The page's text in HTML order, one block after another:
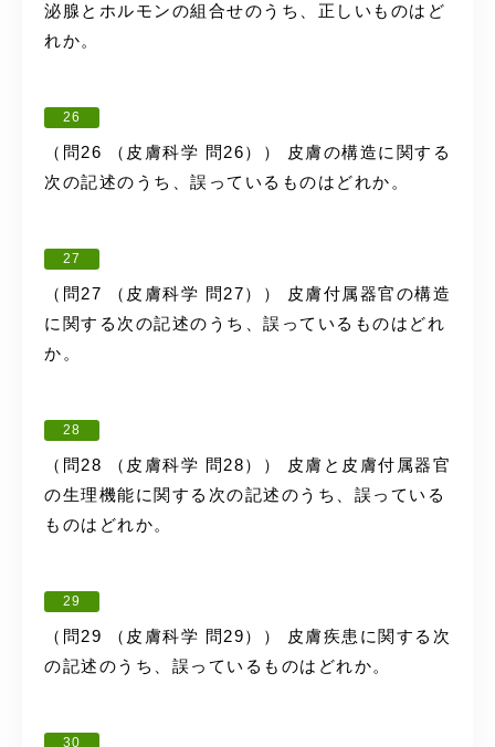
泌腺とホルモンの組合せのうち、正しいものはど
れか。
26
（問26 （皮膚科学 問26）） 皮膚の構造に関する
次の記述のうち、誤っているものはどれか。
27
（問27 （皮膚科学 問27）） 皮膚付属器官の構造
に関する次の記述のうち、誤っているものはどれ
か。
28
（問28 （皮膚科学 問28）） 皮膚と皮膚付属器官
の生理機能に関する次の記述のうち、誤っている
ものはどれか。
29
（問29 （皮膚科学 問29）） 皮膚疾患に関する次
の記述のうち、誤っているものはどれか。
30